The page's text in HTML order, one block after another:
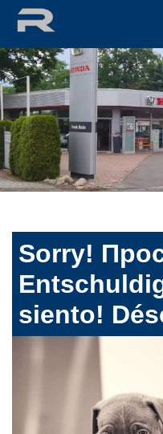
Sorry!
siento!